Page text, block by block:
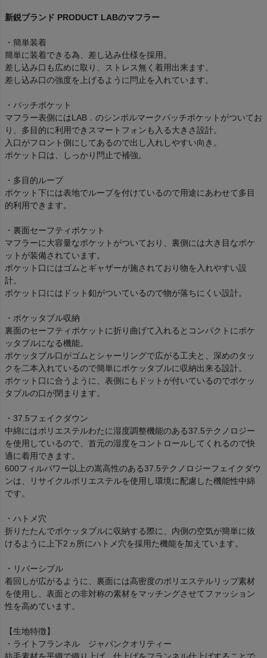
新鋭ブランド PRODUCT LABのマフラー
・簡単装着
簡単に装着できる為、差し込み仕様を採用。
差し込み口も広めに取り、ストレス無く着用出来ます。
差し込み口の強度を上げるように閂止を入れています。
・パッチポケット
マフラー表側にはLAB．のシンボルマークパッチポケットがついてお
り、多目的に利用できスマートフォンも入る大きさ設計。
入口がフロント側にしてあるので出し入れしやすい向き。
ポケット口は、しっかり閂止で補強。
・多目的ループ
ポケット下には表地でループを付けているので用途にあわせて多目
的利用できます。
・裏面セーフティポケット
マフラーに大容量なポケットがついており、裏側には大き目なポケ
ットが装備されています。
ポケット口にはゴムとギャザーが施されており物を入れやすい設
計。
ポケット口にはドット釦がついているので物が落ちにくい設計。
・ポケッタブル収納
裏面のセーフティポケットに折り曲げて入れるとコンパクトにポケ
ッタブルになる機能。
ポケッタブル口がゴムとシャーリングで広がる工夫と、深めのタッ
クを二本入れているので簡単にポケッタブルに収納出来る設計。
ポケット口に合うように、表側にもドットが付いているのでポケッ
タブルの口が閉まります。
・37.5フェイクダウン
中綿にはポリエステルわたに湿度調整機能のある37.5テクノロジー
を使用しているので、首元の湿度をコントロールしてくれるので快
適に着用できます。
600フィルパワー以上の嵩高性のある37.5テクノロジーフェイクダウ
ンは、リサイクルポリエステルを使用し環境に配慮した機能性中綿
です。
・ハトメ穴
折りたたんでポケッタブルに収納する際に、内側の空気が簡単に抜
けるように上下2ヵ所にハトメ穴を採用た機能を加えています。
・リバーシブル
着回しが広がるように、裏面には高密度のポリエステルリップ素材
を使用し、表面との非対称の素材をマッチングさせてファッション
性を高めています。
【生地特徴】
・ライトフランネル ジャパンクオリティー